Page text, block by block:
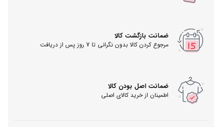
ضمانت بازگشت کالا
مرجوع کردن کالا بدون نگرانی تا 7 روز پس از دریافت
ضمانت اصل بودن کالا
اطمینان از خرید کالای اصلی